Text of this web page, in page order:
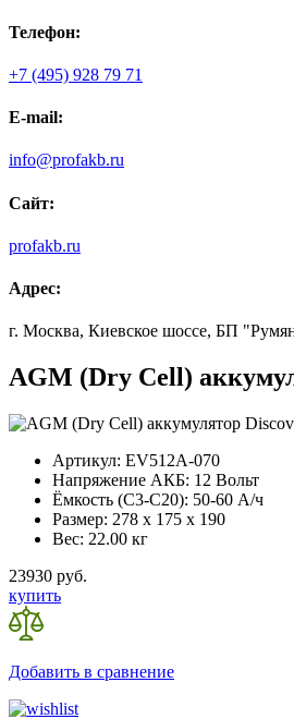
Телефон:
+7 (495) 928 79 71
E-mail:
info@profakb.ru
Сайт:
profakb.ru
Адрес:
г. Москва, Киевское шоссе, БП
AGM (Dry Cell)
Артикул: EV512A-070
Напряжение АКБ: 12 Вольт
Ёмкость (С3-С20): 50-60 А/ч
Размер: 278 x 175 x 190
Вес: 22.00 кг
23930 руб.
купить
Добавить в сравнение